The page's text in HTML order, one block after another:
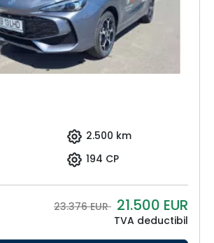
2.500 km
194 CP
23.376 EUR 21.500 EUR
TVA deductibil